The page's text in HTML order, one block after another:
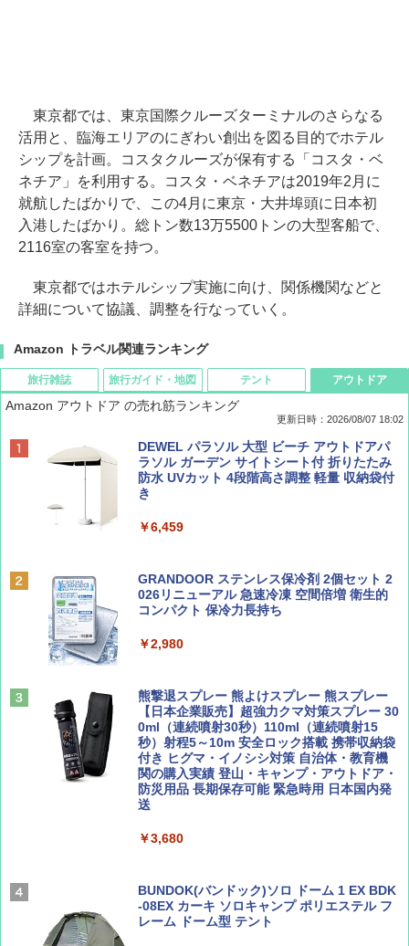
東京都では、東京国際クルーズターミナルのさらなる
活用と、臨海エリアのにぎわい創出を図る目的でホテル
シップを計画。コスタクルーズが保有する「コスタ・ベ
ネチア」を利用する。コスタ・ベネチアは2019年2月に
就航したばかりで、この4月に東京・大井埠頭に日本初
入港したばかり。総トン数13万5500トンの大型客船で、
2116室の客室を持つ。
東京都ではホテルシップ実施に向け、関係機関などと
詳細について協議、調整を行なっていく。
Amazon トラベル関連ランキング
旅行雑誌
ディズニーファン ２０２６年 ９月号 [雑
誌] (ＤＩＳＮＥＹ ＦＡＮ)
￥713
SOTO ミニマル"旅"財布 ランダム2種】
￥1,500
￥1,540
Coyote No.89 特集 星野道夫 夢見る旅
AIRLINE（エアライン）2026年9月号【特
集】ボーイング110周年を祝して！
旅行ガイド・地図
僕が見た未来【完全版】
￥0
力的な町 2026～2027 地球の歩き方D アジア
￥2,079
球の歩き方A ヨーロッパ
￥2,479
地球の歩き方 スター・ウォーズ
A26 地球の歩き方 チェコ ポーランド スロヴ
ァキア 2026～2027 地球の歩き方A ヨーロッ
テント
[キャンパーズコレクション 山善] ポップアッ
プテント 傘みたいに広げて畳める パッとサ
ッとサンシェード キューブ フルクローズ メ
ッシュ 簡単設置 ワンタッチテント キャンプ
PYKES PEAK (パイクスピーク) 着替えテン
ト プライバシー テント 【中が透けない】 1
ーチ ピクニック ポップアップテント 携帯 簡
￥4,980
ENDLESS BASE 《めざましテレビで紹介》
テント ワンタッチ RENEW 幅200 2-3人用 43
500002(88859)
￥5,999
ーティング フルクローズ メッシュ 3-4人用
簡単設置 ポップアップテント エクルベージ
ュ(BC仕様) PATC-150B(EB)
アウトドア
Amazon アウトドア の売れ筋ランキング
更新日時：2026/08/07 18:02
DEWEL パラソル 大型 ビーチ アウトドアパ
ラソル ガーデン サイトシート付 折りたたみ
防水 UVカット 4段階高さ調整 軽量 収納袋付
き
￥6,459
GRANDOOR ステンレス保冷剤 2個セット 2
026リニューアル 急速冷凍 空間倍増 衛生的
コンパクト 保冷力長持ち
￥2,980
熊撃退スプレー 熊よけスプレー 熊スプレー
【日本企業販売】超強力クマ対策スプレー 30
0ml（連続噴射30秒）110ml（連続噴射15
秒）射程5～10m 安全ロック搭載 携帯収納袋
付き ヒグマ・イノシシ対策 自治体・教育機
関の購入実績 登山・キャンプ・アウトドア・
防災用品 長期保存可能 緊急時用 日本国内発
送
￥3,680
BUNDOK(バンドック)ソロ ドーム 1 EX BDK
-08EX カーキ ソロキャンプ ポリエステル フ
レーム ドーム型 テント